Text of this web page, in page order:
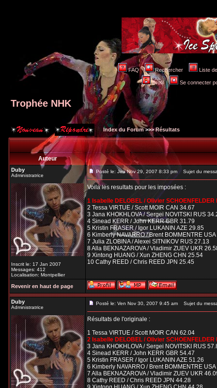
FAQ Rechercher Liste
Profil Se connecter
Trophée NHK
Index du Forum>>>Résultats
Auteur
Duby
Administratrice
Inscrit le: 17 Jan 2007
Messages: 412
Localisation: Montpellier
Posté le: Jeu Nov 29, 2007 8:33 pm Sujet du
Voila les resultats pour les imposées :
1 Isabelle DELOBEL / Olivier SCHOENFELDER
2 Tessa VIRTUE / Scott MOIR CAN 34.67
3 Jana KHOKHLOVA / Sergei NOVITSKI RUS
4 Sinead KERR / John KERR GBR 31.79
5 Kristin FRASER / Igor LUKANIN AZE 29.85
6 Kimberly NAVARRO / Brent BOMMENTRE
7 Julia ZLOBINA / Alexei SITNIKOV RUS 27.13
8 Alla BEKNAZAROVA / Vladimir ZUEV UKR
9 Xintong HUANG / Xun ZHENG CHN 25.54
10 Cathy REED / Chris REED JPN 25.45
Revenir en haut de page
Duby
Administratrice
Posté le: Ven Nov 30, 2007 9:45 am Sujet du
Résultats de l'originale :
1 Tessa VIRTUE / Scott MOIR CAN 62.04
2 Isabelle DELOBEL / Olivier SCHOENFELDER
3 Jana KHOKHLOVA / Sergei NOVITSKI RUS
4 Sinead KERR / John KERR GBR 54.47
5 Kristin FRASER / Igor LUKANIN AZE 51.26
6 Kimberly NAVARRO / Brent BOMMENTRE
7 Alla BEKNAZAROVA / Vladimir ZUEV UKR
8 Cathy REED / Chris REED JPN 44.28